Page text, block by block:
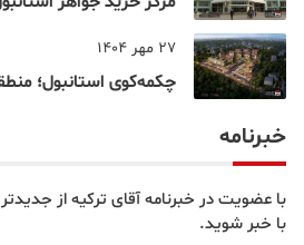
27 مهر 1404
چکمه‌کوی استانبول؛
خبرنامه
با عضویت در خبرنامه آقای ترکیه از
با خبر شوید.